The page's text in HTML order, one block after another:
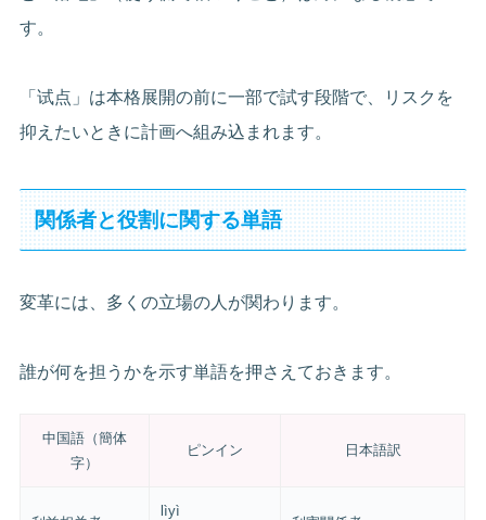
す。
「试点」は本格展開の前に一部で試す段階で、リスクを
抑えたいときに計画へ組み込まれます。
関係者と役割に関する単語
変革には、多くの立場の人が関わります。
誰が何を担うかを示す単語を押さえておきます。
中国語（簡体
字）
ピンイン 日本語訳
lìyì